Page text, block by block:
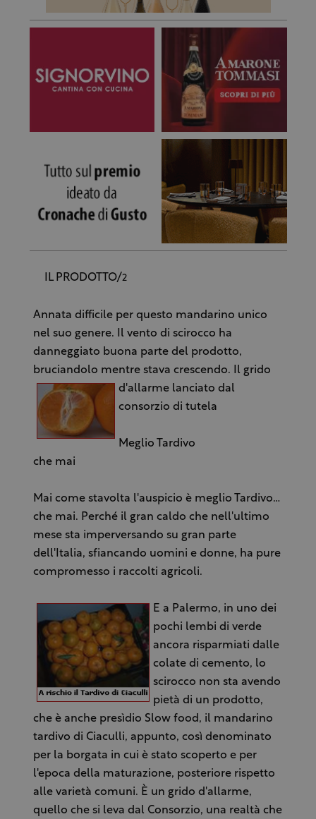
IL PRODOTTO/2
Annata difficile per questo mandarino unico
nel suo genere. Il vento di scirocco ha
danneggiato buona parte del prodotto,
bruciandolo mentre stava crescendo. Il grido
d'allarme lanciato dal
consorzio di tutela
Meglio Tardivo
che mai
Mai come stavolta l'auspicio è meglio Tardivo…
che mai. Perché il gran caldo che nell'ultimo
mese sta imperversando su gran parte
dell'Italia, sfiancando uomini e donne, ha pure
compromesso i raccolti agricoli.
E a Palermo, in uno dei
pochi lembi di verde
ancora risparmiati dalle
colate di cemento, lo
scirocco non sta avendo
pietà di un prodotto,
che è anche presìdio Slow food, il mandarino
tardivo di Ciaculli, appunto, così denominato
per la borgata in cui è stato scoperto e per
l'epoca della maturazione, posteriore rispetto
alle varietà comuni. È un grido d'allarme,
quello che si leva dal Consorzio, una realtà che